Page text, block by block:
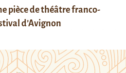
pièce de théâtre franco-
d’Avignon